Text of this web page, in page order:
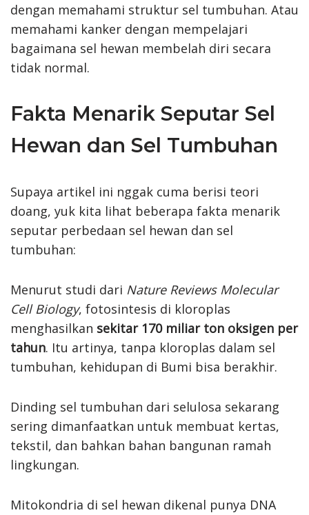
dengan memahami struktur sel tumbuhan. Atau
memahami kanker dengan mempelajari
bagaimana sel hewan membelah diri secara
tidak normal.
Fakta Menarik Seputar Sel
Hewan dan Sel Tumbuhan
Supaya artikel ini nggak cuma berisi teori
doang, yuk kita lihat beberapa fakta menarik
seputar perbedaan sel hewan dan sel
tumbuhan:
Menurut studi dari Nature Reviews Molecular
Cell Biology, fotosintesis di kloroplas
menghasilkan sekitar 170 miliar ton oksigen per
tahun. Itu artinya, tanpa kloroplas dalam sel
tumbuhan, kehidupan di Bumi bisa berakhir.
Dinding sel tumbuhan dari selulosa sekarang
sering dimanfaatkan untuk membuat kertas,
tekstil, dan bahkan bahan bangunan ramah
lingkungan.
Mitokondria di sel hewan dikenal punya DNA